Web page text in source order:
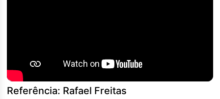
Referência: Rafael Freitas